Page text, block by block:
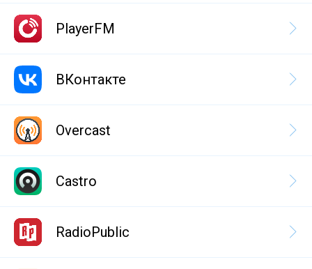
PlayerFM
ВКонтакте
Overcast
Castro
RadioPublic